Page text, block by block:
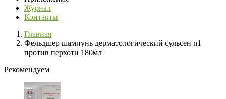
Журнал
Контакты
Главная
Фельдшер шампунь дерматологический сульсен n1
против перхоти 180мл
Рекомендуем